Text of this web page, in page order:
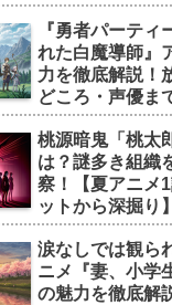
『勇者パーティ
れた白魔導師』
力を徹底解説！
どころ・声優ま
桃源暗鬼「桃太
は？謎多き組織
察！【夏アニメ
ットから深掘り】
涙なしでは観ら
ニメ『妻、小学
の魅力を徹底解